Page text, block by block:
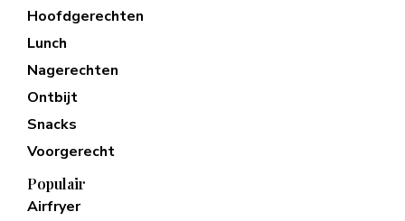
Hoofdgerechten
Lunch
Nagerechten
Ontbijt
Snacks
Voorgerecht
Populair
Airfryer